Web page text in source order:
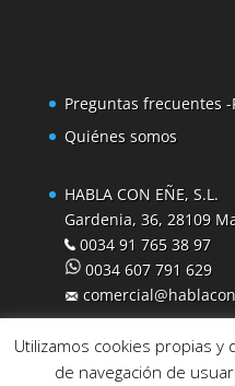
Preguntas frecuentes -
Quiénes somos
HABLA CON EÑE, S.L.
Gardenia, 36, 28109
0034 91 765 38 97
0034 607 791 629
Utilizamos cookies propias y
de navegación de